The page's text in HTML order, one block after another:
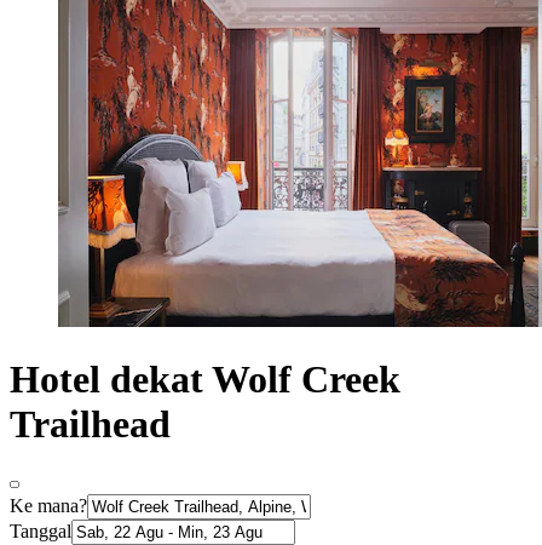
Hotel dekat Wolf Creek
Trailhead
Ke mana?
Tanggal